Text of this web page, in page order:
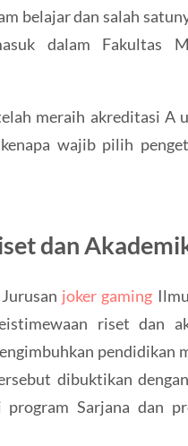
belajar dan salah
dalam Fakultas
meraih akreditasi A
wajib pilih
dan
joker gaming
riset dan
pendidikan
dibuktikan
Sarjana dan